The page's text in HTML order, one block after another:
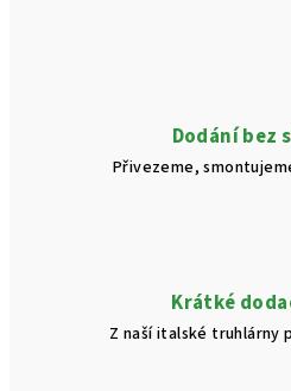
Dodání bez
Přivezeme,
Krátké
Z naší italské truhlárny